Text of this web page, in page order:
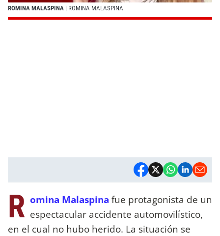
ROMINA MALASPINA | ROMINA MALASPINA
R omina Malaspina fue protagonista de un
espectacular accidente automovilístico,
en el cual no hubo herido. La situación se